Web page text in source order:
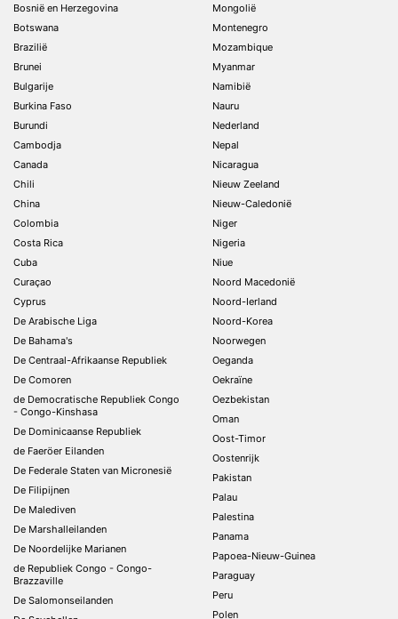
Bosnië en Herzegovina
Botswana
Brazilië
Brunei
Bulgarije
Burkina Faso
Burundi
Cambodja
Canada
Chili
China
Colombia
Costa Rica
Cuba
Curaçao
Cyprus
De Arabische Liga
De Bahama's
De Centraal-Afrikaanse Republiek
De Comoren
de Democratische Republiek Congo
- Congo-Kinshasa
De Dominicaanse Republiek
de Faeröer Eilanden
De Federale Staten van Micronesië
De Filipijnen
De Malediven
De Marshalleilanden
De Noordelijke Marianen
de Republiek Congo - Congo-
Brazzaville
De Salomonseilanden
Mongolië
Montenegro
Mozambique
Myanmar
Namibië
Nauru
Nederland
Nepal
Nicaragua
Nieuw Zeeland
Nieuw-Caledonië
Niger
Nigeria
Niue
Noord Macedonië
Noord-Ierland
Noord-Korea
Noorwegen
Oeganda
Oekraïne
Oezbekistan
Oman
Oost-Timor
Oostenrijk
Pakistan
Palau
Palestina
Panama
Papoea-Nieuw-Guinea
Paraguay
Peru
Polen